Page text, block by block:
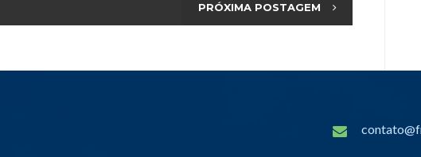
PRÓXIMA POSTAGEM